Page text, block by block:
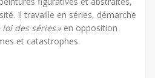
Il travaille en séries, démarche
loi des séries » en opposition
et catastrophes.